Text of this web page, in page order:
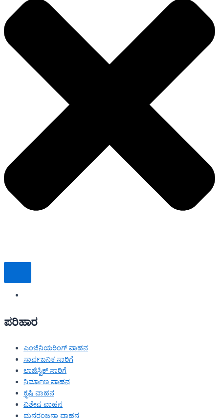
ಪರಿಹಾರ
ಎಂಜಿನಿಯರಿಂಗ್ ವಾಹನ
ಸಾರ್ವಜನಿಕ ಸಾರಿಗೆ
ಲಾಜಿಸ್ಟಿಕ್ ಸಾರಿಗೆ
ನಿರ್ಮಾಣ ವಾಹನ
ಕೃಷಿ ವಾಹನ
ವಿಶೇಷ ವಾಹನ
ಮನರಂಜನಾ ವಾಹನ